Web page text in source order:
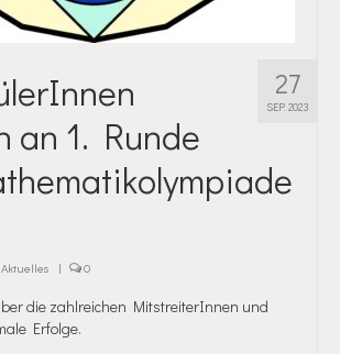
27
SEP. 2023
an 1. Runde
Aktuelles | 0
die zahlreichen MitstreiterInnen und
Erfolge.